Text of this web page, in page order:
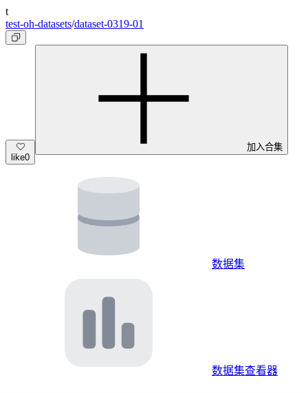
t
test-oh-datasets/dataset-0319-01
like0
加入合集
数据集
数据集查看器